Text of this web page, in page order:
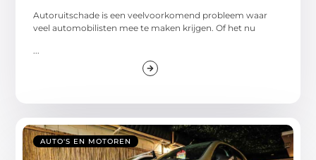
Autoruitschade is een veelvoorkomend probleem waar
veel automobilisten mee te maken krijgen. Of het nu
...
AUTO'S EN MOTOREN